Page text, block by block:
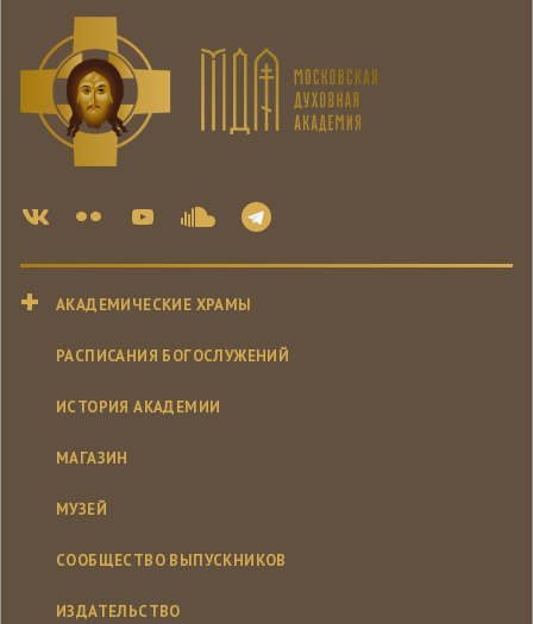
АКАДЕМИЧЕСКИЕ ХРАМЫ
РАСПИСАНИЯ БОГОСЛУЖЕНИЙ
ИСТОРИЯ АКАДЕМИИ
МАГАЗИН
МУЗЕЙ
СООБЩЕСТВО ВЫПУСКНИКОВ
ИЗДАТЕЛЬСТВО